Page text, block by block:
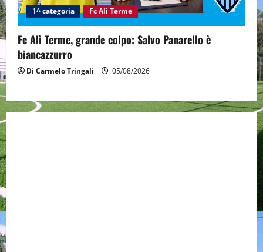
1^ categoria Fc Alì Terme
Fc Alì Terme, grande colpo: Salvo Panarello è
biancazzurro
Di Carmelo Tringali 05/08/2026